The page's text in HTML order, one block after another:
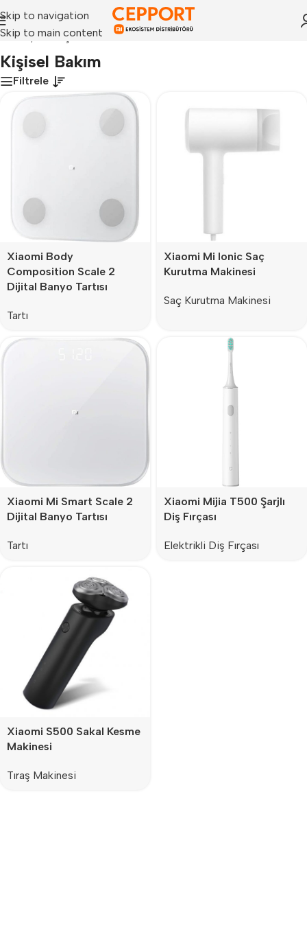
Skip to navigation
Skip to main content
Anasayfa»Kişisel Bakım
Kişisel Bakım
Filtrele
Xiaomi Body
Composition Scale 2
Dijital Banyo Tartısı
Tartı
Xiaomi Mi Ionic Saç
Kurutma Makinesi
Saç Kurutma Makinesi
Xiaomi Mi Smart Scale 2
Dijital Banyo Tartısı
Tartı
Xiaomi Mijia T500 Şarjlı
Diş Fırçası
Elektrikli Diş Fırçası
Xiaomi S500 Sakal Kesme
Makinesi
Tıraş Makinesi